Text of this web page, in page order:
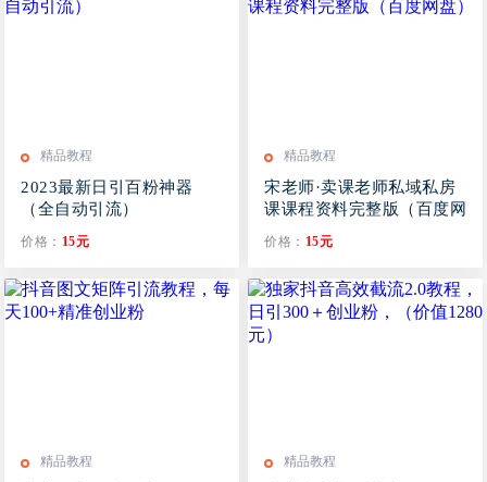
精品教程
2023最新日引百粉神器
（全自动引流）
价格： 15元
精品教程
宋老师·卖课老师私域私房
课课程资料完整版（百度网
价格： 15元
精品教程 精品教程